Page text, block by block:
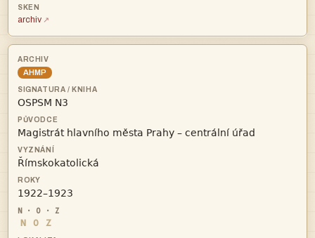
archiv
AHMP




N O Z